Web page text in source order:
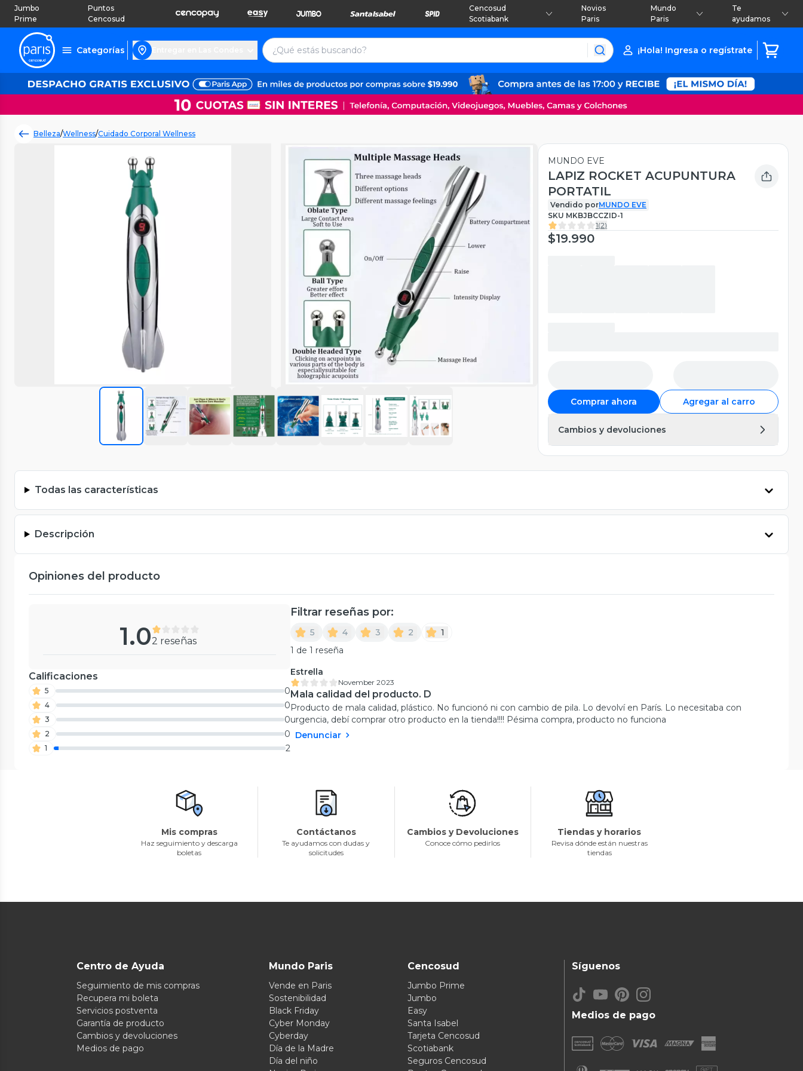
Jumbo
Prime
Puntos
Cencosud
Cencosud
Scotiabank
Novios
Paris
Mundo
Paris
Te
ayudamos
Categorías ¡Hola! Ingresa o regístrate
Belleza/Wellness/Cuidado Corporal Wellness
MUNDO EVE
LAPIZ ROCKET ACUPUNTURA
PORTATIL
Vendido porMUNDO EVE
SKU MKBJBCCZID-1
1(2)
$19.990
Comprar ahora Agregar al carro
Cambios y devoluciones
Todas las características
Descripción
Opiniones del producto
1.02 reseñas
Calificaciones
5 0
4 0
3 0
2 0
1 2
Filtrar reseñas por:
5 4 3 2
1
1 de 1 reseña
Estrella
November 2023
Mala calidad del producto. D
Producto de mala calidad, plástico. No funcionó ni con cambio de pila. Lo devolví en París. Lo necesitaba con
urgencia, debí comprar otro producto en la tienda!!!! Pésima compra, producto no funciona
Denunciar
Mis compras
Haz seguimiento y descarga
boletas
Contáctanos
Te ayudamos con dudas y
solicitudes
Cambios y Devoluciones
Conoce cómo pedirlos
Tiendas y horarios
Revisa dónde están nuestras
tiendas
Centro de Ayuda
Seguimiento de mis compras
Recupera mi boleta
Servicios postventa
Garantía de producto
Cambios y devoluciones
Medios de pago
Mundo Paris
Vende en Paris
Sostenibilidad
Black Friday
Cyber Monday
Cyberday
Día de la Madre
Día del niño
Cencosud
Jumbo Prime
Jumbo
Easy
Santa Isabel
Tarjeta Cencosud
Scotiabank
Seguros Cencosud
Medios de pago
Síguenos